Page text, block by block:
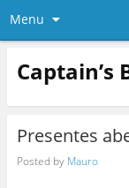
Menu
Captain’s
Presentes
Posted by Mauro